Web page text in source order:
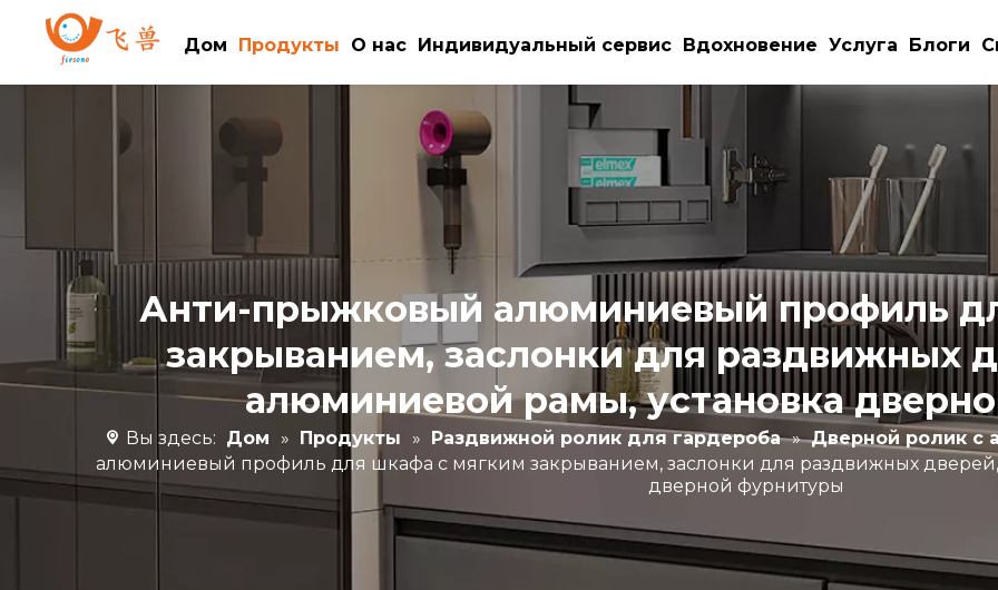
Дом Продукты О нас Индивидуальный сервис Вдохновение Услуга Блоги
Анти-прыжковый алюминиевый профиль
закрыванием, заслонки для раздвижных
алюминиевой рамы, установка
Вы здесь: Дом » Продукты » Раздвижной ролик для гардероба » Дверной ролик с
алюминиевый профиль для шкафа с мягким закрыванием, заслонки для раздвижных
дверной фурнитуры